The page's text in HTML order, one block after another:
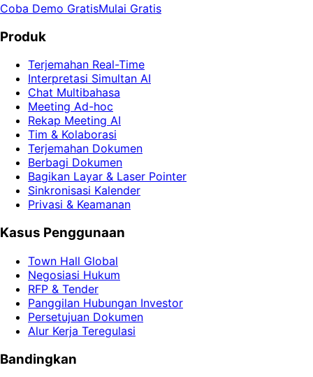
Coba Demo GratisMulai Gratis
Produk
Terjemahan Real-Time
Interpretasi Simultan AI
Chat Multibahasa
Meeting Ad-hoc
Rekap Meeting AI
Tim & Kolaborasi
Terjemahan Dokumen
Berbagi Dokumen
Bagikan Layar & Laser Pointer
Sinkronisasi Kalender
Privasi & Keamanan
Kasus Penggunaan
Town Hall Global
Negosiasi Hukum
RFP & Tender
Panggilan Hubungan Investor
Persetujuan Dokumen
Alur Kerja Teregulasi
Bandingkan